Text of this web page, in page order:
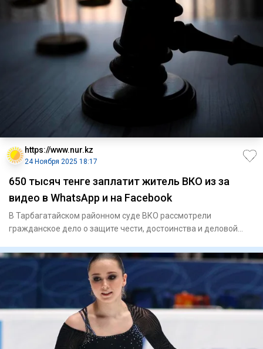
https://www.nur.kz
24 Ноября 2025 18:17
650 тысяч тенге заплатит житель ВКО из за
видео в WhatsApp и на Facebook
В Тарбагатайском районном суде ВКО рассмотрели
гражданское дело о защите чести, достоинства и деловой